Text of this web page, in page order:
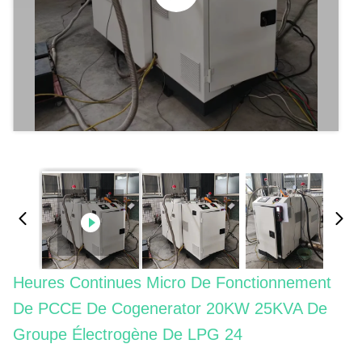
Heures Continues Micro De Fonctionnement
De PCCE De Cogenerator 20KW 25KVA De
Groupe Électrogène De LPG 24